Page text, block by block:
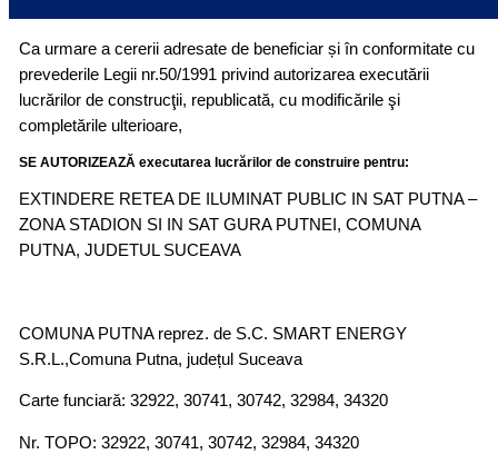
Ca urmare a cererii adresate de beneficiar și în conformitate cu
prevederile Legii nr.50/1991 privind autorizarea executării
lucrărilor de construcţii, republicată, cu modificările şi
completările ulterioare,
SE AUTORIZEAZĂ executarea lucrărilor de construire pentru:
EXTINDERE RETEA DE ILUMINAT PUBLIC IN SAT PUTNA –
ZONA STADION SI IN SAT GURA PUTNEI, COMUNA
PUTNA, JUDETUL SUCEAVA
COMUNA PUTNA reprez. de S.C. SMART ENERGY
S.R.L.,Comuna Putna, județul Suceava
Carte funciară: 32922, 30741, 30742, 32984, 34320
Nr. TOPO: 32922, 30741, 30742, 32984, 34320